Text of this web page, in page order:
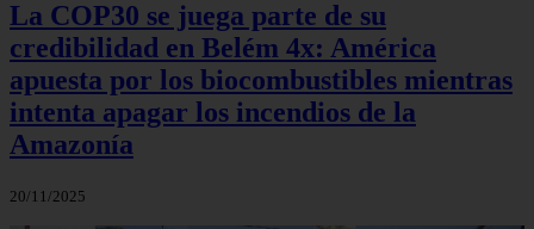
La COP30 se juega parte de su
credibilidad en Belém 4x: América
apuesta por los biocombustibles mientras
intenta apagar los incendios de la
Amazonía
20/11/2025